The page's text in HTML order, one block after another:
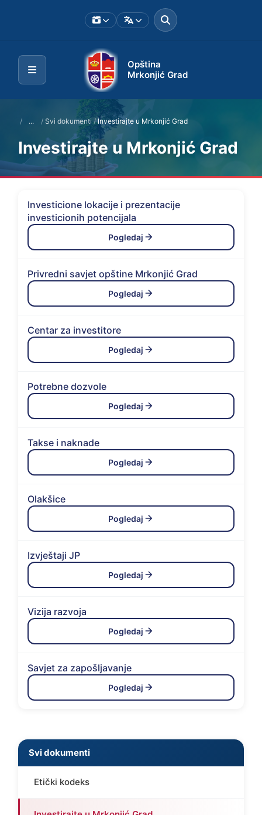
Opština
Mrkonjić Grad
/ ... / Svi dokumenti / Investirajte u Mrkonjić Grad
Investirajte u Mrkonjić Grad
Investicione lokacije i prezentacije
investicionih potencijala
Pogledaj
Privredni savjet opštine Mrkonjić Grad
Pogledaj
Centar za investitore
Pogledaj
Potrebne dozvole
Pogledaj
Takse i naknade
Pogledaj
Olakšice
Pogledaj
Izvještaji JP
Pogledaj
Vizija razvoja
Pogledaj
Savjet za zapošljavanje
Pogledaj
Svi dokumenti
Etički kodeks